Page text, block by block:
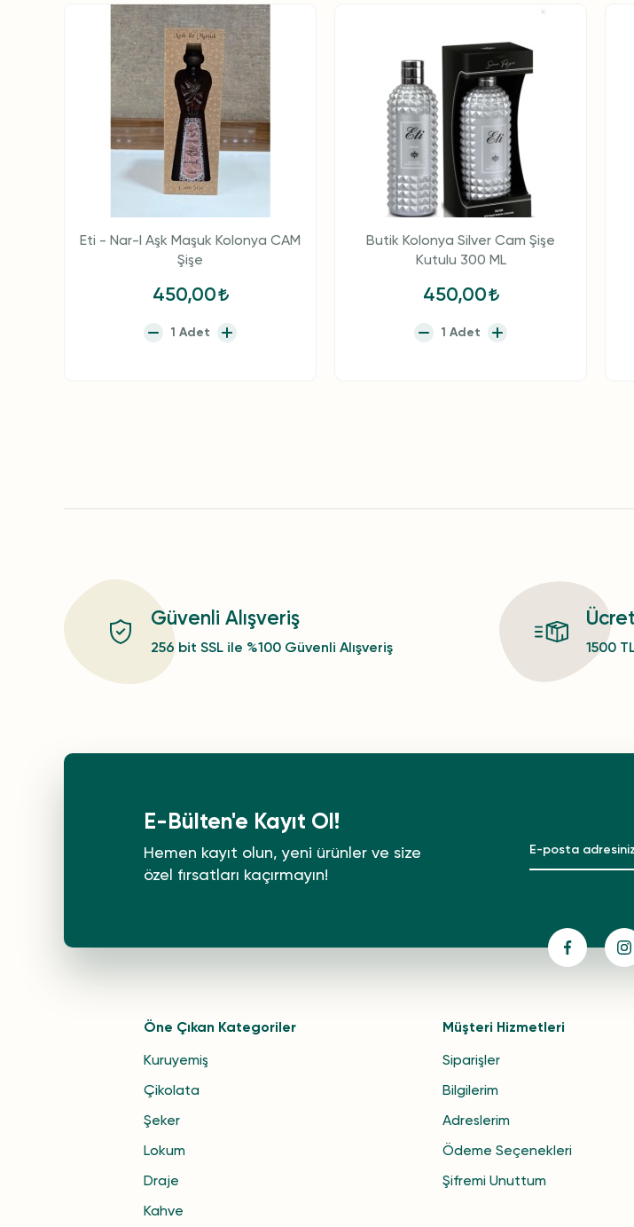
Eti - Nar-I Aşk Maşuk Kolonya CAM
Şişe
450,00
Butik Kolonya Silver Cam Şişe
Kutulu 300 ML
450,00
Güvenli Alışveriş
256 bit SSL ile %100 Güvenli Alışveriş 1500
E-Bülten'e Kayıt Ol!
Hemen kayıt olun, yeni ürünler ve size
özel fırsatları kaçırmayın!
Öne Çıkan Kategoriler
Kuruyemiş
Çikolata
Şeker
Lokum
Draje
Kahve
Müşteri Hizmetleri
Siparişler
Bilgilerim
Adreslerim
Ödeme Seçenekleri
Şifremi Unuttum